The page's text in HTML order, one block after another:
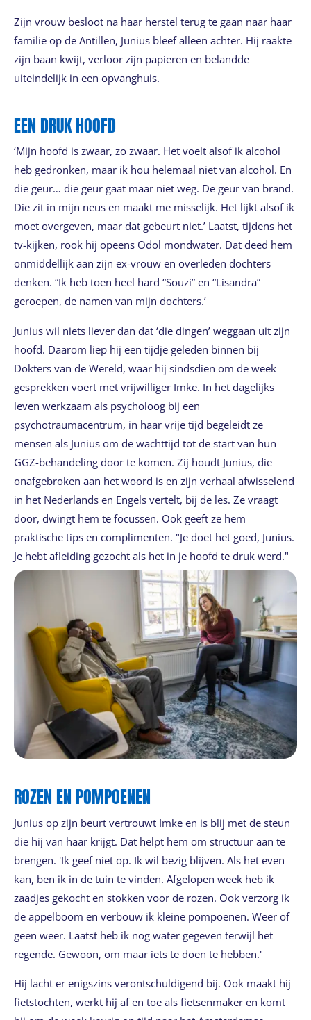
Zijn vrouw besloot na haar herstel terug te gaan naar haar
familie op de Antillen, Junius bleef alleen achter. Hij raakte
zijn baan kwijt, verloor zijn papieren en belandde
uiteindelijk in een opvanghuis.
EEN DRUK HOOFD
‘Mijn hoofd is zwaar, zo zwaar. Het voelt alsof ik alcohol
heb gedronken, maar ik hou helemaal niet van alcohol. En
die geur… die geur gaat maar niet weg. De geur van brand.
Die zit in mijn neus en maakt me misselijk. Het lijkt alsof ik
moet overgeven, maar dat gebeurt niet.’ Laatst, tijdens het
tv-kijken, rook hij opeens Odol mondwater. Dat deed hem
onmiddellijk aan zijn ex-vrouw en overleden dochters
denken. “Ik heb toen heel hard “Souzi” en “Lisandra”
geroepen, de namen van mijn dochters.’
Junius wil niets liever dan dat ‘die dingen’ weggaan uit zijn
hoofd. Daarom liep hij een tijdje geleden binnen bij
Dokters van de Wereld, waar hij sindsdien om de week
gesprekken voert met vrijwilliger Imke. In het dagelijks
leven werkzaam als psycholoog bij een
psychotraumacentrum, in haar vrije tijd begeleidt ze
mensen als Junius om de wachttijd tot de start van hun
GGZ-behandeling door te komen. Zij houdt Junius, die
onafgebroken aan het woord is en zijn verhaal afwisselend
in het Nederlands en Engels vertelt, bij de les. Ze vraagt
door, dwingt hem te focussen. Ook geeft ze hem
praktische tips en complimenten. "Je doet het goed, Junius.
Je hebt afleiding gezocht als het in je hoofd te druk werd."
ROZEN EN POMPOENEN
Junius op zijn beurt vertrouwt Imke en is blij met de steun
die hij van haar krijgt. Dat helpt hem om structuur aan te
brengen. 'Ik geef niet op. Ik wil bezig blijven. Als het even
kan, ben ik in de tuin te vinden. Afgelopen week heb ik
zaadjes gekocht en stokken voor de rozen. Ook verzorg ik
de appelboom en verbouw ik kleine pompoenen. Weer of
geen weer. Laatst heb ik nog water gegeven terwijl het
regende. Gewoon, om maar iets te doen te hebben.'
Hij lacht er enigszins verontschuldigend bij. Ook maakt hij
fietstochten, werkt hij af en toe als fietsenmaker en komt